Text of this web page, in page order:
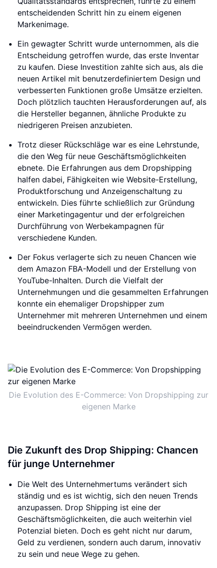
entscheidenden Schritt hin zu einem eigenen
Markenimage.
Ein gewagter Schritt wurde unternommen, als die
Entscheidung getroffen wurde, das erste Inventar
zu kaufen. Diese Investition zahlte sich aus, als die
neuen Artikel mit benutzerdefiniertem Design und
verbesserten Funktionen große Umsätze erzielten.
Doch plötzlich tauchten Herausforderungen auf, als
die Hersteller begannen, ähnliche Produkte zu
niedrigeren Preisen anzubieten.
Trotz dieser Rückschläge war es eine Lehrstunde,
die den Weg für neue Geschäftsmöglichkeiten
ebnete. Die Erfahrungen aus dem Dropshipping
halfen dabei, Fähigkeiten wie Website-Erstellung,
Produktforschung und Anzeigenschaltung zu
entwickeln. Dies führte schließlich zur Gründung
einer Marketingagentur und der erfolgreichen
Durchführung von Werbekampagnen für
verschiedene Kunden.
Der Fokus verlagerte sich zu neuen Chancen wie
dem Amazon FBA-Modell und der Erstellung von
YouTube-Inhalten. Durch die Vielfalt der
Unternehmungen und die gesammelten Erfahrungen
konnte ein ehemaliger Dropshipper zum
Unternehmer mit mehreren Unternehmen und einem
beeindruckenden Vermögen werden.
Die Evolution des E-Commerce: Von Dropshipping zur
eigenen Marke
Die Zukunft des Drop Shipping: Chancen
für junge Unternehmer
Die Welt des Unternehmertums verändert sich
ständig und es ist wichtig, sich den neuen Trends
anzupassen. Drop Shipping ist eine der
Geschäftsmöglichkeiten, die auch weiterhin viel
Potenzial bieten. Doch es geht nicht nur darum,
Geld zu verdienen, sondern auch darum, innovativ
zu sein und neue Wege zu gehen.